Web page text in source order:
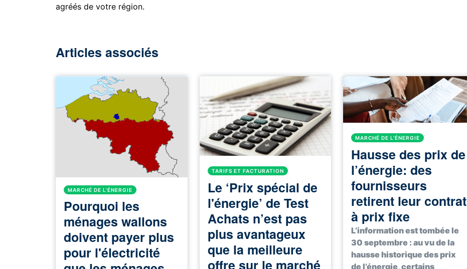
agréés de votre région.
Articles associés
MARCHÉ DE L'ÉNERGIE
Pourquoi les
ménages wallons
doivent payer plus
pour l'électricité
TARIFS ET FACTURATION
Le ‘Prix spécial de
l'énergie’ de Test
Achats n’est pas
plus avantageux
que la meilleure
offre sur le marché
MARCHÉ DE L'ÉNERGIE
Hausse des prix de
l’énergie: des
fournisseurs
retirent leur contrat
à prix fixe
L’information est tombée le
30 septembre : au vu de la
hausse historique des prix
de l’énergie, certains